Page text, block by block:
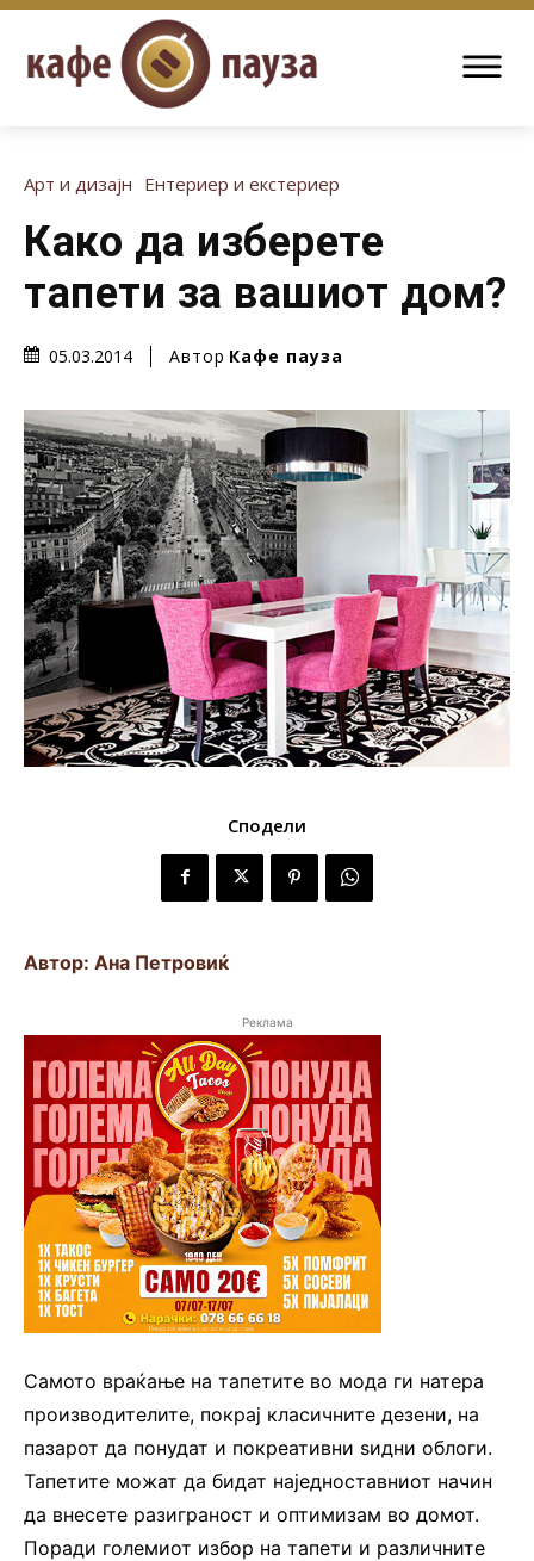
Арт и дизајн Ентериер и екстериер
Како да изберете
тапети за вашиот дом?
05.03.2014 Автор Кафе пауза
Сподели
Автор: Ана Петровиќ
Реклама
Самото враќање на тапетите во мода ги натера
производителите, покрај класичните дезени, на
пазарот да понудат и покреативни ѕидни облоги.
Тапетите можат да бидат наједноставниот начин
да внесете разиграност и оптимизам во домот.
Поради големиот избор на тапети и различните